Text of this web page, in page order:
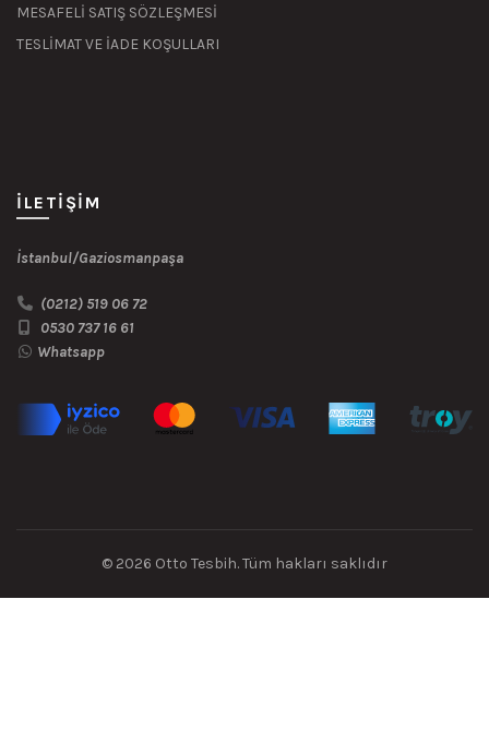
MESAFELİ SATIŞ SÖZLEŞMESİ
TESLİMAT VE İADE KOŞULLARI
İLETIŞIM
İstanbul/Gaziosmanpaşa
(0212) 519 06 72
0530 737 16 61
Whatsapp
© 2026 Otto Tesbih. Tüm hakları saklıdır